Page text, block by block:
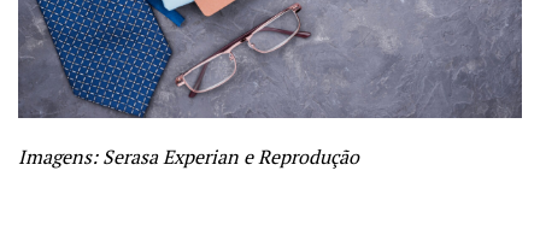
Imagens: Serasa Experian e Reprodução